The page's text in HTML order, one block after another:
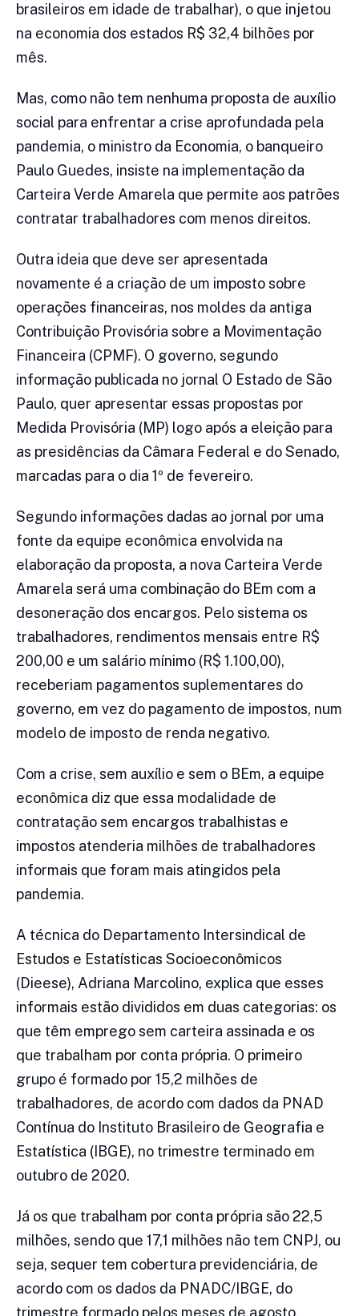
brasileiros em idade de trabalhar), o que injetou
na economia dos estados R$ 32,4 bilhões por
mês.
Mas, como não tem nenhuma proposta de auxílio
social para enfrentar a crise aprofundada pela
pandemia, o ministro da Economia, o banqueiro
Paulo Guedes, insiste na implementação da
Carteira Verde Amarela que permite aos patrões
contratar trabalhadores com menos direitos.
Outra ideia que deve ser apresentada
novamente é a criação de um imposto sobre
operações financeiras, nos moldes da antiga
Contribuição Provisória sobre a Movimentação
Financeira (CPMF). O governo, segundo
informação publicada no jornal O Estado de São
Paulo, quer apresentar essas propostas por
Medida Provisória (MP) logo após a eleição para
as presidências da Câmara Federal e do Senado,
marcadas para o dia 1º de fevereiro.
Segundo informações dadas ao jornal por uma
fonte da equipe econômica envolvida na
elaboração da proposta, a nova Carteira Verde
Amarela será uma combinação do BEm com a
desoneração dos encargos. Pelo sistema os
trabalhadores, rendimentos mensais entre R$
200,00 e um salário mínimo (R$ 1.100,00),
receberiam pagamentos suplementares do
governo, em vez do pagamento de impostos, num
modelo de imposto de renda negativo.
Com a crise, sem auxílio e sem o BEm, a equipe
econômica diz que essa modalidade de
contratação sem encargos trabalhistas e
impostos atenderia milhões de trabalhadores
informais que foram mais atingidos pela
pandemia.
A técnica do Departamento Intersindical de
Estudos e Estatísticas Socioeconômicos
(Dieese), Adriana Marcolino, explica que esses
informais estão divididos em duas categorias: os
que têm emprego sem carteira assinada e os
que trabalham por conta própria. O primeiro
grupo é formado por 15,2 milhões de
trabalhadores, de acordo com dados da PNAD
Contínua do Instituto Brasileiro de Geografia e
Estatística (IBGE), no trimestre terminado em
outubro de 2020.
Já os que trabalham por conta própria são 22,5
milhões, sendo que 17,1 milhões não tem CNPJ, ou
seja, sequer tem cobertura previdenciária, de
acordo com os dados da PNADC/IBGE, do